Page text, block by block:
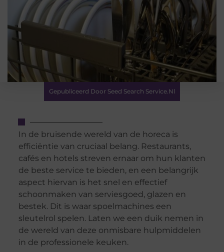
Gepubliceerd Door Seed Search Service.nl
In de bruisende wereld van de horeca is
efficiëntie van cruciaal belang. Restaurants,
cafés en hotels streven ernaar om hun klanten
de beste service te bieden, en een belangrijk
aspect hiervan is het snel en effectief
schoonmaken van serviesgoed, glazen en
bestek. Dit is waar spoelmachines een
sleutelrol spelen. Laten we een duik nemen in
de wereld van deze onmisbare hulpmiddelen
in de professionele keuken.